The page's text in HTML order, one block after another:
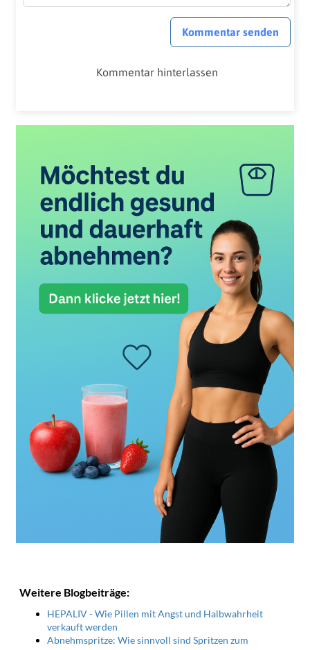
Kommentar senden
Kommentar hinterlassen
Weitere Blogbeiträge:
HEPALIV - Wie Pillen mit Angst und Halbwahrheit
verkauft werden
Abnehmspritze: Wie sinnvoll sind Spritzen zum